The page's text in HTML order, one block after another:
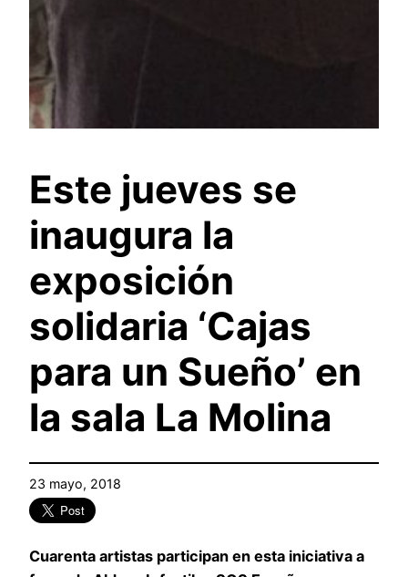
Este jueves se
inaugura la
exposición
solidaria ‘Cajas
para un Sueño’ en
la sala La Molina
23 mayo, 2018
Cuarenta artistas participan en esta iniciativa a